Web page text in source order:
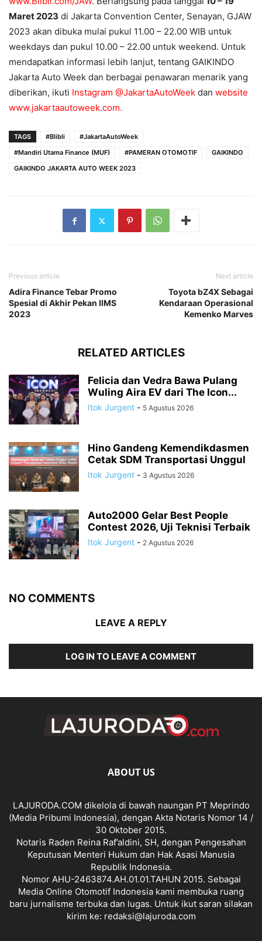
Maret 2023 di Jakarta Convention Center, Senayan, GJAW
2023 akan dibuka mulai pukul 11.00 – 22.00 WIB untuk
weekdays dan pukul 10.00 – 22.00 untuk weekend. Untuk
mendapatkan informasi lebih lanjut, tentang GAIKINDO
Jakarta Auto Week dan berbagai penawaran menarik yang
diberikan, ikuti Instagram @JakartaAutoWeek dan website
www.jakartaautoweek.com.
TAGS #Blibli
#JakartaAutoWeek
#Mandiri Utama Finance (MUF)
#PAMERAN OTOMOTIF
GAIKINDO
GAIKINDO JAKARTA AUTO WEEK 2023
Previous article
Adira Finance Tebar Promo
Spesial di Akhir Pekan IIMS
2023
Next article
Toyota bZ4X Sebagai
Kendaraan Operasional
Kemenko Marves
RELATED ARTICLES
Felicia dan Vedra Bawa Pulang
Wuling Aira EV dari The Icon...
Itok Jurgent - 5 Agustus 2026
Hino Gandeng Kemendikdasmen
Cetak SDM Transportasi Unggul
Itok Jurgent - 3 Agustus 2026
Auto2000 Gelar Best People
Contest 2026, Uji Teknisi Terbaik
Itok Jurgent - 2 Agustus 2026
NO COMMENTS
LEAVE A REPLY
LOG IN TO LEAVE A COMMENT
ABOUT US
LAJURODA.COM dikelola di bawah naungan PT Meprindo
(Media Pribumi Indonesia), dengan Akta Notaris Nomor 14 /
30 Oktober 2015.
Notaris Raden Reina Raf’aldini, SH, dengan Pengesahan
Keputusan Menteri Hukum dan Hak Asasi Manusia
Republik Indonesia.
Nomor AHU-2463874.AH.01.01.TAHUN 2015. Sebagai
Media Online Otomotif Indonesia kami membuka ruang
baru jurnalisme terbuka dan lugas. Untuk ikut saran silakan
kirim ke: redaksi@lajuroda.com